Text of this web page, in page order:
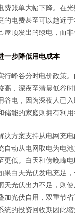
费账单大幅下降。在
的电费甚至可以趋近
屋顶发出的绿电，而非
一步降低用电成本
行峰谷分时电价政策
高，深夜至清晨低谷
谷电，因为深夜人已
储能的家庭则拥有利用
决方案支持从电网充
自动从电网取电为电
更低。白天和傍晚峰
果白天光伏发电充足
天光伏出力不足，则使
加光伏自用，双重节
统的投资回收期因此